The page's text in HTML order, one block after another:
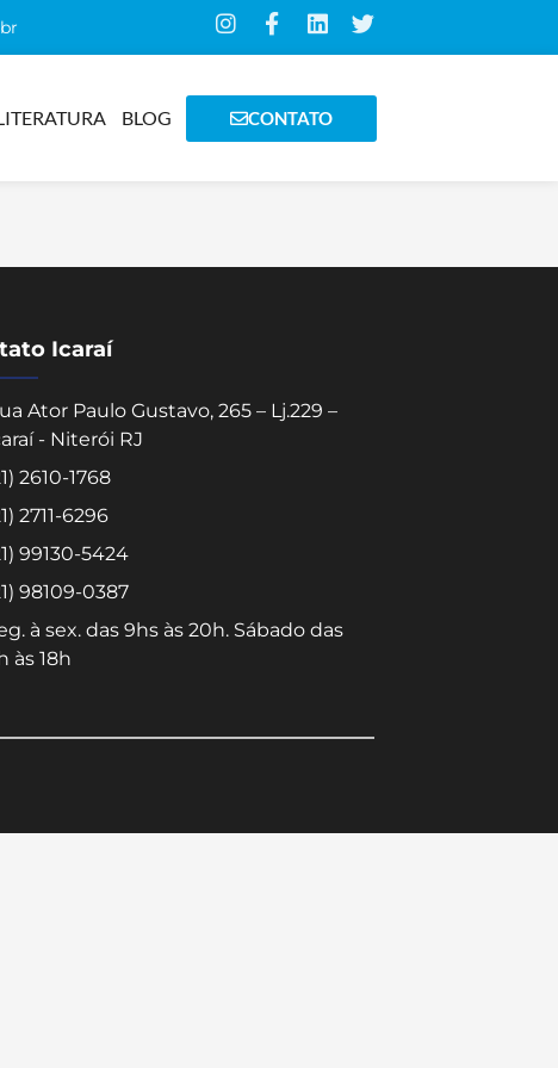
BLOG CONTATO
Icaraí
Ator Paulo Gustavo, 265 – Lj.229 –
- Niterói RJ
2610-1768
2711-6296
99130-5424
98109-0387
à sex. das 9hs às 20h. Sábado das
às 18h